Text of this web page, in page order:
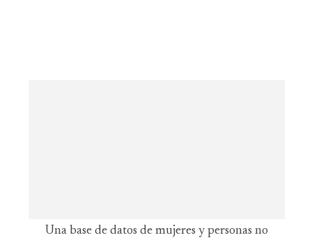
Una base de datos de mujeres y personas no